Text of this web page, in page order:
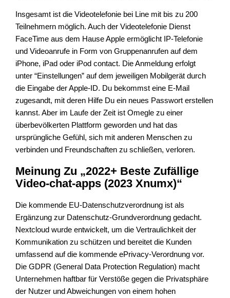
Insgesamt ist die Videotelefonie bei Line mit bis zu 200
Teilnehmern möglich. Auch der Videotelefonie Dienst
FaceTime aus dem Hause Apple ermöglicht IP-Telefonie
und Videoanrufe in Form von Gruppenanrufen auf dem
iPhone, iPad oder iPod contact. Die Anmeldung erfolgt
unter “Einstellungen” auf dem jeweiligen Mobilgerät durch
die Eingabe der Apple-ID. Du bekommst eine E-Mail
zugesandt, mit deren Hilfe Du ein neues Passwort erstellen
kannst. Aber im Laufe der Zeit ist Omegle zu einer
überbevölkerten Plattform geworden und hat das
ursprüngliche Gefühl, sich mit anderen Menschen zu
verbinden und Freundschaften zu schließen, verloren.
Meinung Zu „2022+ Beste Zufällige
Video-chat-apps (2023 Xnumx)“
Die kommende EU-Datenschutzverordnung ist als
Ergänzung zur Datenschutz-Grundverordnung gedacht.
Nextcloud wurde entwickelt, um die Vertraulichkeit der
Kommunikation zu schützen und bereitet die Kunden
umfassend auf die kommende ePrivacy-Verordnung vor.
Die GDPR (General Data Protection Regulation) macht
Unternehmen haftbar für Verstöße gegen die Privatsphäre
der Nutzer und Abweichungen von einem hohen